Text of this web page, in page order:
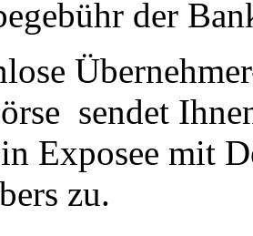
der
sendet
Exposee mit
zu.